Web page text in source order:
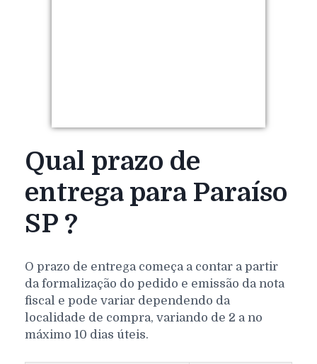
Qual prazo de
entrega para Paraíso
SP ?
O prazo de entrega começa a contar a partir
da formalização do pedido e emissão da nota
fiscal e pode variar dependendo da
localidade de compra, variando de 2 a no
máximo 10 dias úteis.